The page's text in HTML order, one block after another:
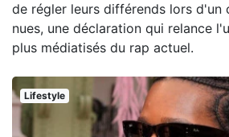
de régler leurs différends lors d'un
nues, une déclaration qui relance
plus médiatisés du rap actuel.
Lifestyle